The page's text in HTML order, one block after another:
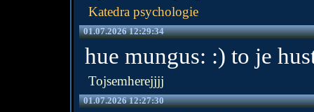
Katedra psychologie
01.07.2026 12:29:34
hue mungus: :) to je
Tojsemherejjjj
01.07.2026 12:27:30